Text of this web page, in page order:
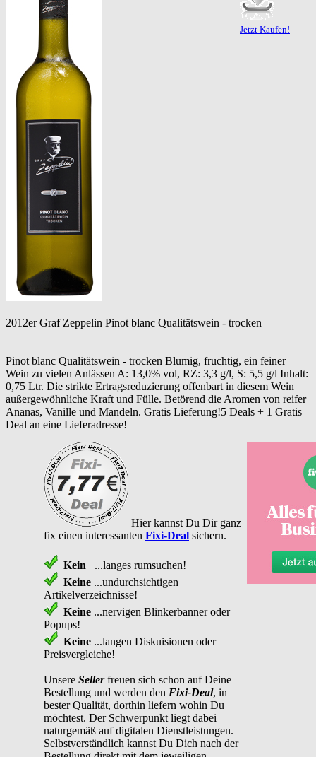
Jetzt Kaufen!
2012er Graf Zeppelin Pinot blanc Qualitätswein - trocken
Pinot blanc Qualitätswein - trocken Blumig, fruchtig, ein feiner
Wein zu vielen Anlässen A: 13,0% vol, RZ: 3,3 g/l, S: 5,5 g/l Inhalt:
0,75 Ltr. Die strikte Ertragsreduzierung offenbart in diesem Wein
außergewöhnliche Kraft und Fülle. Betörend die Aromen von reifer
Ananas, Vanille und Mandeln. Gratis Lieferung!5 Deals + 1 Gratis
Deal an eine Lieferadresse!
Hier kannst Du Dir ganz
fix einen interessanten Fixi-Deal sichern.
Kein ...langes rumsuchen!
Keine ...undurchsichtigen
Artikelverzeichnisse!
Keine ...nervigen Blinkerbanner oder
Popups!
Keine ...langen Diskuisionen oder
Preisvergleiche!
Unsere Sellerfreuen sich schon auf Deine
Bestellung und werden den Fixi-Deal, in
bester Qualität, dorthin liefern wohin Du
möchtest. Der Schwerpunkt liegt dabei
naturgemäß auf digitalen Dienstleistungen.
Selbstverständlich kannst Du Dich nach der